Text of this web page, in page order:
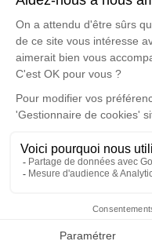
Faire-part
d'expression dédié à
AMIOT.
Un service de
disponible ici.
Cérémonie
Église de
18360 Faverdines